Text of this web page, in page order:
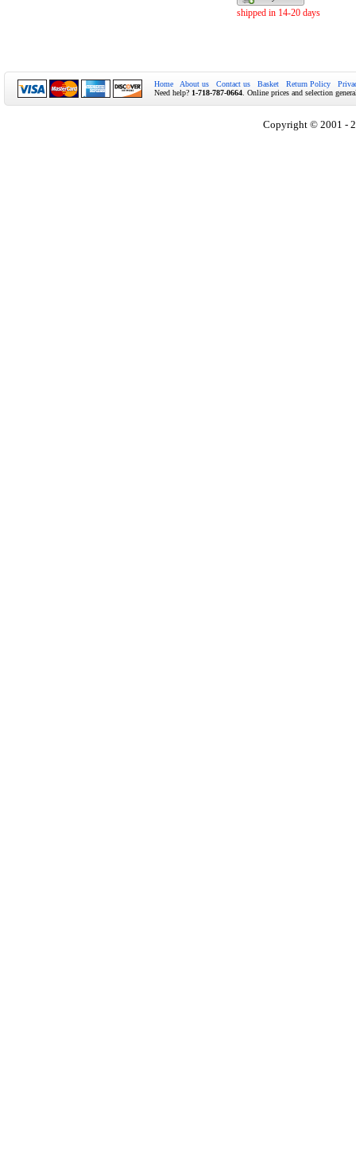
shipped in 14-20 days
Home About us Contact us Basket Return Policy
Need help? 1-718-787-0664 . Online prices and selection
Copyright © 2001 -